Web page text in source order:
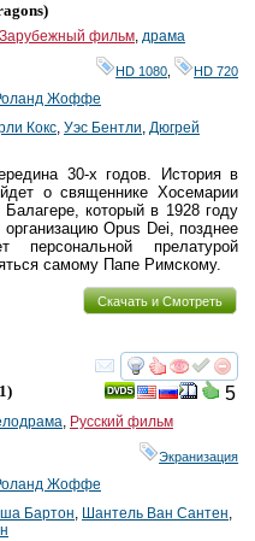
)
Зарубежный фильм, драма
HD 1080, HD 720
Жоффе
Кокс, Уэс Бентли, Дюгрей
30-х годов. История в
о священнике Хосемарии
который в 1928 году
организацию Opus Dei, позднее
персональной прелатурой
самому Папе Римскому.
Скачать и Смотреть
смотреть
5
, Русский фильм
Экранизация
Жоффе
Бартон, Шантель Ван Сантен,